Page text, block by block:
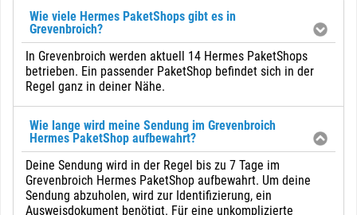
Wie viele Hermes PaketShops gibt es in
Grevenbroich?
In Grevenbroich werden aktuell 14 Hermes PaketShops
betrieben. Ein passender PaketShop befindet sich in der
Regel ganz in deiner Nähe.
Wie lange wird meine Sendung im Grevenbroich
Hermes PaketShop aufbewahrt?
Deine Sendung wird in der Regel bis zu 7 Tage im
Grevenbroich Hermes PaketShop aufbewahrt. Um deine
Sendung abzuholen, wird zur Identifizierung, ein
Ausweisdokument benötigt. Für eine unkomplizierte